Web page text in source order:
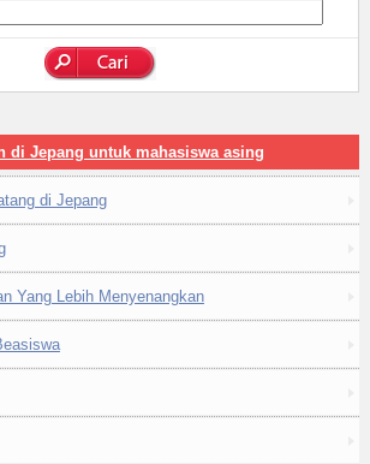
di Jepang untuk mahasiswa asing
di Jepang
Yang Lebih Menyenangkan